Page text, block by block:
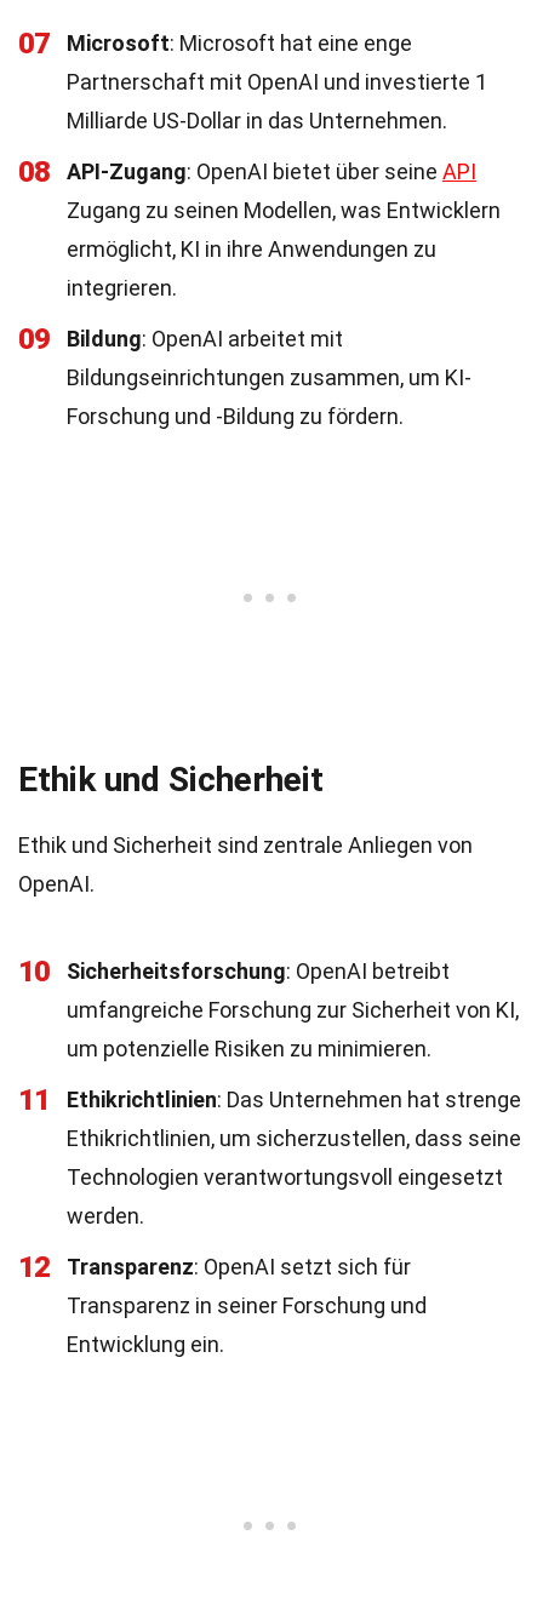
07 Microsoft: Microsoft hat eine enge
Partnerschaft mit OpenAI und investierte 1
Milliarde US-Dollar in das Unternehmen.
08 API-Zugang: OpenAI bietet über seine API
Zugang zu seinen Modellen, was Entwicklern
ermöglicht, KI in ihre Anwendungen zu
integrieren.
09 Bildung: OpenAI arbeitet mit
Bildungseinrichtungen zusammen, um KI-
Forschung und -Bildung zu fördern.
Ethik und Sicherheit
Ethik und Sicherheit sind zentrale Anliegen von
OpenAI.
10 Sicherheitsforschung: OpenAI betreibt
umfangreiche Forschung zur Sicherheit von KI,
um potenzielle Risiken zu minimieren.
11 Ethikrichtlinien: Das Unternehmen hat strenge
Ethikrichtlinien, um sicherzustellen, dass seine
Technologien verantwortungsvoll eingesetzt
werden.
12 Transparenz: OpenAI setzt sich für
Transparenz in seiner Forschung und
Entwicklung ein.